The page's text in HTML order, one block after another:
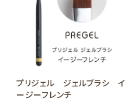
プリジェル ジェルブラシ イ
ージーフレンチ